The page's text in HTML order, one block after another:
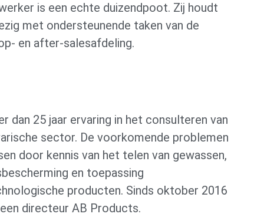
is een echte duizendpoot. Zij houdt
met ondersteunende taken van de
en after-salesafdeling.
dan 25 jaar ervaring in het consulteren van
sector. De voorkomende problemen
door kennis van het telen van gewassen,
en toepassing
producten. Sinds oktober 2016
directeur AB Products.